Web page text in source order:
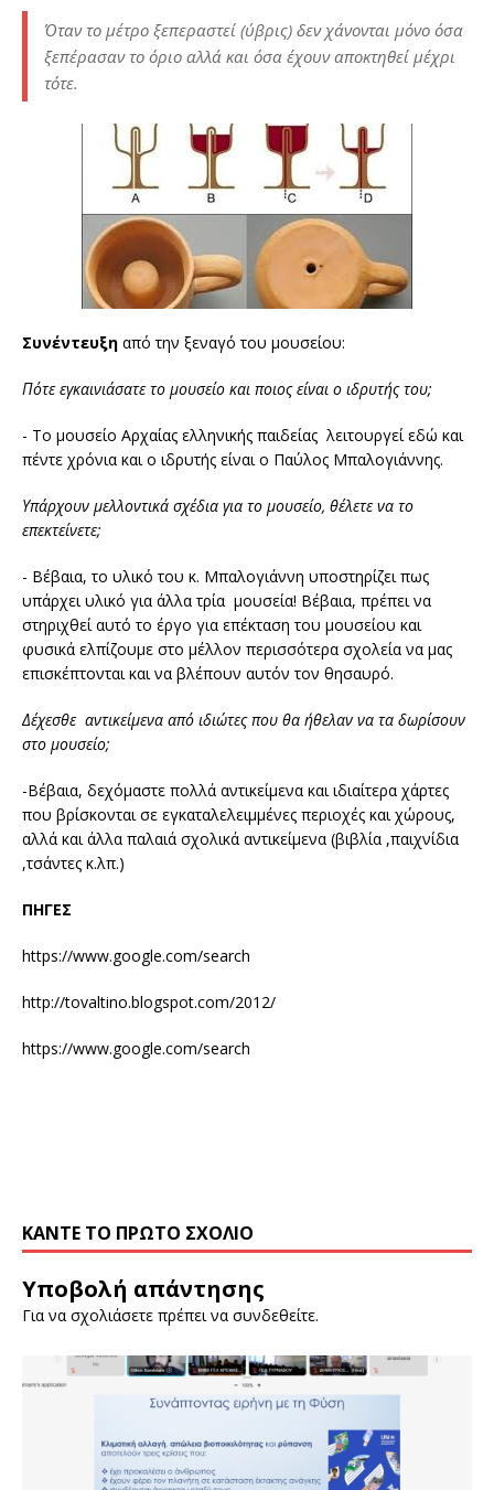
Όταν το μέτρο ξεπεραστεί (ύβρις) δεν χάνονται μόνο όσα
ξεπέρασαν το όριο αλλά και όσα έχουν αποκτηθεί μέχρι
τότε.
Συνέντευξη από την ξεναγό του μουσείου:
Πότε εγκαινιάσατε το μουσείο και ποιος είναι ο ιδρυτής του;
- Το μουσείο Αρχαίας ελληνικής παιδείας λειτουργεί εδώ και
πέντε χρόνια και ο ιδρυτής είναι ο Παύλος Μπαλογιάννης.
Υπάρχουν μελλοντικά σχέδια για το μουσείο, θέλετε να το
επεκτείνετε;
- Βέβαια, το υλικό του κ. Μπαλογιάννη υποστηρίζει πως
υπάρχει υλικό για άλλα τρία μουσεία! Βέβαια, πρέπει να
στηριχθεί αυτό το έργο για επέκταση του μουσείου και
φυσικά ελπίζουμε στο μέλλον περισσότερα σχολεία να μας
επισκέπτονται και να βλέπουν αυτόν τον θησαυρό.
Δέχεσθε αντικείμενα από ιδιώτες που θα ήθελαν να τα δωρίσουν
στο μουσείο;
-Βέβαια, δεχόμαστε πολλά αντικείμενα και ιδιαίτερα χάρτες
που βρίσκονται σε εγκαταλελειμμένες περιοχές και χώρους,
αλλά και άλλα παλαιά σχολικά αντικείμενα (βιβλία ,παιχνίδια
,τσάντες κ.λπ.)
ΠΗΓΕΣ
https://www.google.com/search
http://tovaltino.blogspot.com/2012/
https://www.google.com/search
ΚΆΝΤΕ ΤΟ ΠΡΏΤΟ ΣΧΌΛΙΟ
Υποβολή απάντησης
Για να σχολιάσετε πρέπει να συνδεθείτε.